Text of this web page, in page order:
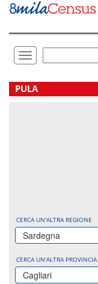
Vai
direttamente
Toggle
navigation
.
PULA
CERCA UN'ALTRA REGIONE
Sardegna
CERCA UN'ALTRA PROVINCIA
Cagliari